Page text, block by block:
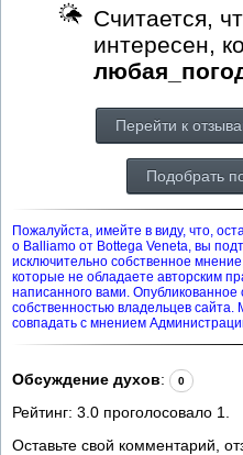
Считается,
интересен,
Перейти к
Подобрать
Пожалуйста, имейте в виду, что,
о Balliamo от Bottega Veneta, вы
исключительно собственное
которые не обладаете авторским
написанного вами. Опубликованное
собственностью владельцев
совпадать с мнением
Обсуждение духов: 0
Рейтинг: 3.0 проголосовало 1
Оставьте свой комментарий,